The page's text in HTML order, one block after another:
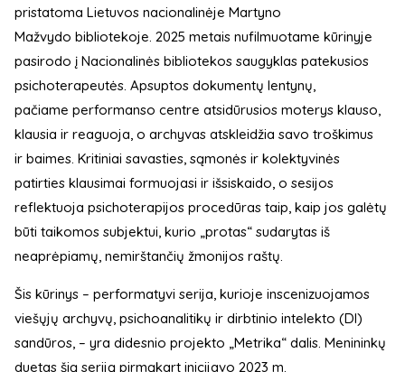
pristatoma Lietuvos nacionalinėje Martyno
Mažvydo bibliotekoje. 2025 metais nufilmuotame kūrinyje
pasirodo į Nacionalinės bibliotekos saugyklas patekusios
psichoterapeutės. Apsuptos dokumentų lentynų,
pačiame performanso centre atsidūrusios moterys klauso,
klausia ir reaguoja, o archyvas atskleidžia savo troškimus
ir baimes. Kritiniai savasties, sąmonės ir kolektyvinės
patirties klausimai formuojasi ir išsiskaido, o sesijos
reflektuoja psichoterapijos procedūras taip, kaip jos galėtų
būti taikomos subjektui, kurio „protas“ sudarytas iš
neaprėpiamų, nemirštančių žmonijos raštų.
Šis kūrinys – performatyvi serija, kurioje inscenizuojamos
viešųjų archyvų, psichoanalitikų ir dirbtinio intelekto (DI)
sandūros, – yra didesnio projekto „Metrika“ dalis. Menininkų
duetas šią seriją pirmąkart inicijavo 2023 m.